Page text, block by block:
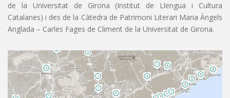
de la Universitat de Girona (Institut de Llengua i Cultura
Catalanes) i des de la Càtedra de Patrimoni Literari Maria Àngels
Anglada – Carles Fages de Climent de la Universitat de Girona.